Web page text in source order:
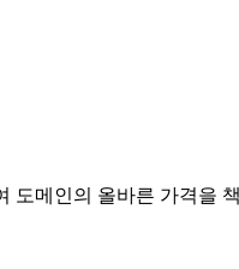
도메인의 올바른 가격을